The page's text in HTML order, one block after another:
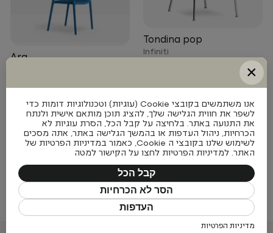
Tondina pop
Infiniti
Ara
+
Nari
Pedrali
Philia
Pedrali
+
+
×
אנו משתמשים בקובצי Cookie (עוגיות) וטכנולוגיות דומות כדי
לשפר את חווית הגלישה שלך, להציג תוכן מותאם אישית ולנתח
את התנועה באתר. בלחיצה על קבל הכל, הסרת עוגיות לא
הכרחיות, ניהול העדפות או בהמשך הגלישה באתר, אתה מסכים
לשימוש שלנו בקובצי ה Cookie, כאמור במדיניות הפרטיות של
האתר. למדיניות הפרטיות לחצו על הקישור למטה
קבל הכל
הסר לא הכרחיות
העדפות
מדיניות הפרטיות